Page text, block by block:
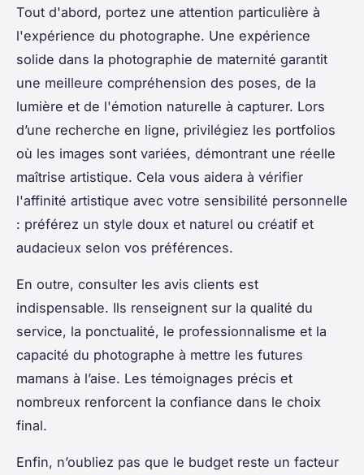
Tout d'abord, portez une attention particulière à
l'expérience du photographe. Une expérience
solide dans la photographie de maternité garantit
une meilleure compréhension des poses, de la
lumière et de l'émotion naturelle à capturer. Lors
d’une recherche en ligne, privilégiez les portfolios
où les images sont variées, démontrant une réelle
maîtrise artistique. Cela vous aidera à vérifier
l'affinité artistique avec votre sensibilité personnelle
: préférez un style doux et naturel ou créatif et
audacieux selon vos préférences.
En outre, consulter les avis clients est
indispensable. Ils renseignent sur la qualité du
service, la ponctualité, le professionnalisme et la
capacité du photographe à mettre les futures
mamans à l’aise. Les témoignages précis et
nombreux renforcent la confiance dans le choix
final.
Enfin, n’oubliez pas que le budget reste un facteur